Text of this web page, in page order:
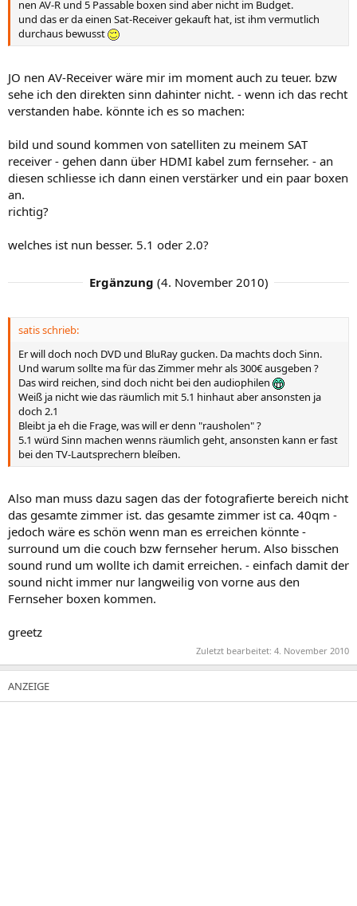
nen AV-R und 5 Passable boxen sind aber nicht im Budget.
und das er da einen Sat-Receiver gekauft hat, ist ihm vermutlich
durchaus bewusst
JO nen AV-Receiver wäre mir im moment auch zu teuer. bzw
sehe ich den direkten sinn dahinter nicht. - wenn ich das recht
verstanden habe. könnte ich es so machen:
bild und sound kommen von satelliten zu meinem SAT
receiver - gehen dann über HDMI kabel zum fernseher. - an
diesen schliesse ich dann einen verstärker und ein paar boxen
an.
richtig?
welches ist nun besser. 5.1 oder 2.0?
Ergänzung (4. November 2010)
satis schrieb:
Er will doch noch DVD und BluRay gucken. Da machts doch Sinn.
Und warum sollte ma für das Zimmer mehr als 300€ ausgeben ?
Das wird reichen, sind doch nicht bei den audiophilen
Weiß ja nicht wie das räumlich mit 5.1 hinhaut aber ansonsten ja
doch 2.1
Bleibt ja eh die Frage, was will er denn "rausholen" ?
5.1 würd Sinn machen wenns räumlich geht, ansonsten kann er fast
bei den TV-Lautsprechern bleíben.
Also man muss dazu sagen das der fotografierte bereich nicht
das gesamte zimmer ist. das gesamte zimmer ist ca. 40qm -
jedoch wäre es schön wenn man es erreichen könnte -
surround um die couch bzw fernseher herum. Also bisschen
sound rund um wollte ich damit erreichen. - einfach damit der
sound nicht immer nur langweilig von vorne aus den
Fernseher boxen kommen.
greetz
Zuletzt bearbeitet: 4. November 2010